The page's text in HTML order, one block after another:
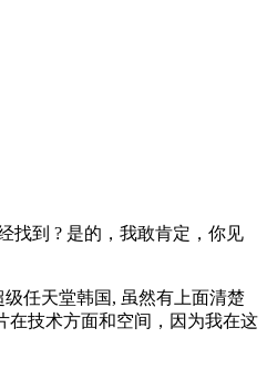
找到 ? 是的，我敢肯定，你见
任天堂韩国, 虽然有上面清楚
在技术方面和空间，因为我在这